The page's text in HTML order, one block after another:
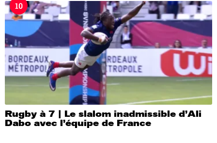
10
Rugby à 7 | Le slalom inadmissible d’Ali
Dabo avec l’équipe de France